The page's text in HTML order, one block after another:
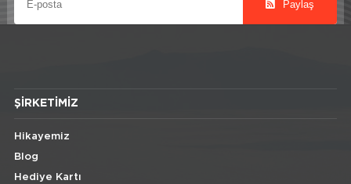
Paylaş
ŞIRKETIMIZ
Hikayemiz
Blog
Hediye Kartı